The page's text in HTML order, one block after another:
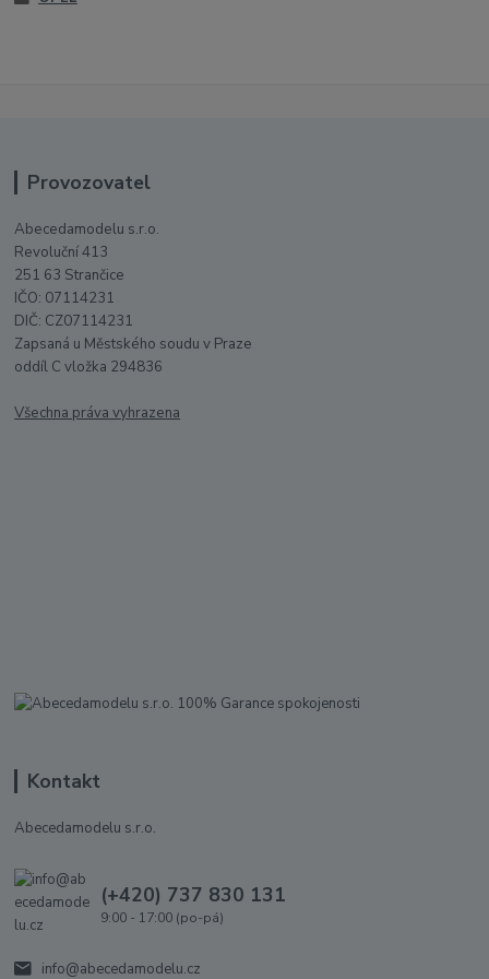
Provozovatel
Abecedamodelu s.r.o.
Revoluční 413
251 63 Strančice
IČO: 07114231
DIČ: CZ07114231
Zapsaná u Městského soudu v Praze
oddíl C vložka 294836
Všechna práva vyhrazena
Kontakt
Abecedamodelu s.r.o.
(+420) 737 830 131
9:00 - 17:00 (po-pá)
info@abecedamodelu.cz